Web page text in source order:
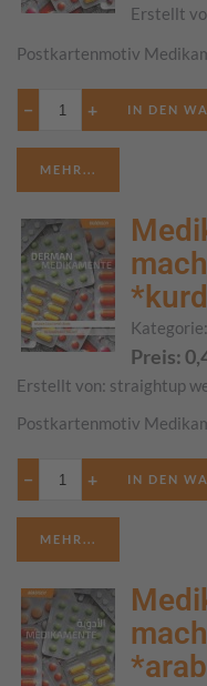
Erstellt
Postkartenmotiv
− +
MEHR...
Kategorie:
Preis:
Erstellt von: straightup
Postkartenmotiv
− +
MEHR...